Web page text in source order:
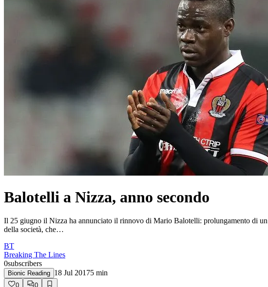
Balotelli a Nizza, anno secondo
Il 25 giugno il Nizza ha annunciato il rinnovo di Mario Balotelli: prolungamento di
della società, che…
BT
Breaking The Lines
0subscribers
Bionic Reading 18 Jul 20175 min
0
0